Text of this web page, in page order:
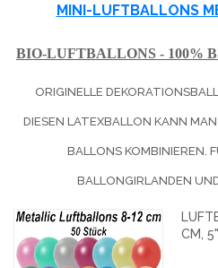
MINI-LUFTBALLONS
BIO-LUFTBALLONS - 100%
ORIGINELLE
DIESEN LATEXBALLON KANN MAN
ALLONS KOMBINIEREN.
ALLONGIRLANDEN
CM,